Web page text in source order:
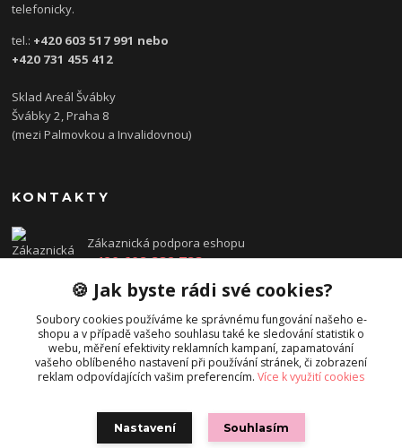
telefonicky.
tel.: +420 603 517 991 nebo
+420 731 455 412
Sklad Areál Švábky
Švábky 2, Praha 8
(mezi Palmovkou a Invalidovnou)
KONTAKTY
Zákaznická podpora eshopu
+420 608 832 783
objednavka@directions.cz
🍪 Jak byste rádi své cookies?
Soubory cookies používáme ke správnému fungování našeho e-
shopu a v případě vašeho souhlasu také ke sledování statistik o
webu, měření efektivity reklamních kampaní, zapamatování
vašeho oblíbeného nastavení při používání stránek, či zobrazení
reklam odpovídajících vašim preferencím. Více k využití cookies
Nastavení Souhlasím